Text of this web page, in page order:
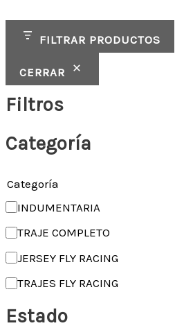
FILTRAR PRODUCTOS
CERRAR
Filtros
Categoría
Categoría
INDUMENTARIA
TRAJE COMPLETO
JERSEY FLY RACING
TRAJES FLY RACING
Estado